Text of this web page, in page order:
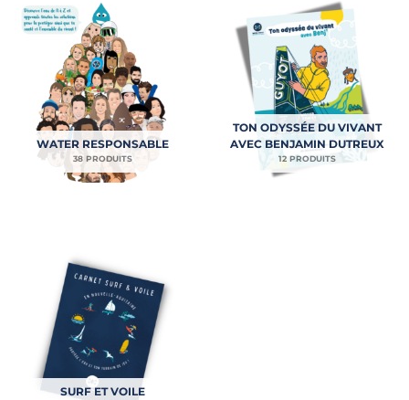
WATER RESPONSABLE
38 PRODUITS
TON ODYSSÉE DU VIVANT
AVEC BENJAMIN DUTREUX
12 PRODUITS
SURF ET VOILE